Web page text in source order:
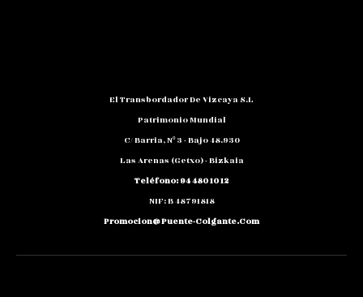
El Transbordador De Vizcaya S.L
Patrimonio Mundial
C/ Barria, Nº 3 - Bajo 48.930
Las Arenas (Getxo) - Bizkaia
Teléfono: 94 480 10 12
NIF: B 48791818
Promocion@puente-Colgante.com